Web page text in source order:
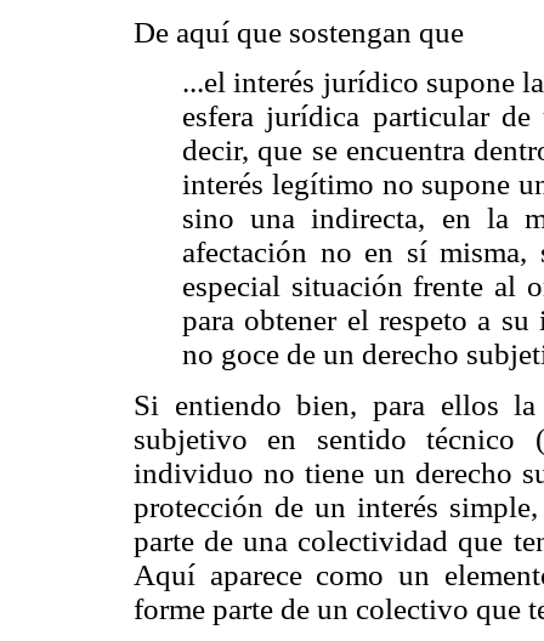
De aquí que sostengan que
...el interés jurídico supone
esfera jurídica particular
decir, que se encuentra
interés legítimo no supone
sino una indirecta, en la
afectación no en sí misma,
especial situación frente al
para obtener el respeto a
no goce de un derecho
Si entiendo bien, para ellos
subjetivo en sentido técnico
individuo no tiene un derecho
protección de un interés
parte de una colectividad que
Aquí aparece como un
forme parte de un colectivo que